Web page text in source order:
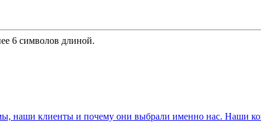
6 символов длиной.
наши клиенты и почему они выбрали именно нас. Наши